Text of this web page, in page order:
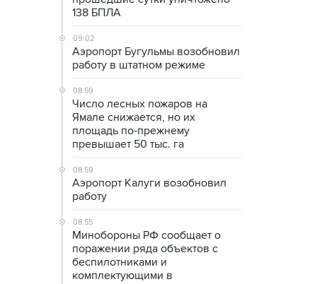
138 БПЛА
09:02
Аэропорт Бугульмы возобновил
работу в штатном режиме
08:59
Число лесных пожаров на
Ямале снижается, но их
площадь по-прежнему
превышает 50 тыс. га
08:59
Аэропорт Калуги возобновил
работу
08:55
Минобороны РФ сообщает о
поражении ряда объектов с
беспилотниками и
комплектующими в